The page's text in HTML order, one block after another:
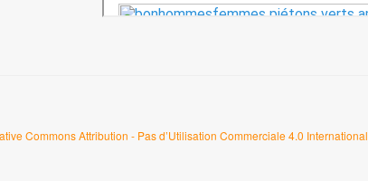
Commons Attribution - Pas d’Utilisation Commerciale 4.0 International